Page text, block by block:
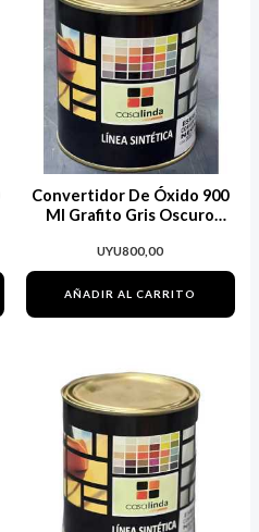
Convertidor De Óxido 900
Ml Grafito Gris Oscuro
UYU800,00
AÑADIR AL CARRITO